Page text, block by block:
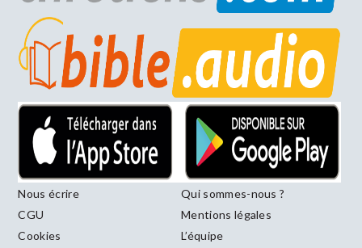
Nous écrire
Qui sommes-nous ?
CGU
Mentions légales
Cookies
L’équipe